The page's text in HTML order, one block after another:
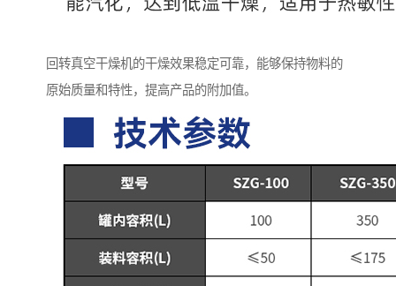
回转真空干燥机的干燥效果稳定可靠，能够保持物料的
原始质量和特性，提高产品的附加值。